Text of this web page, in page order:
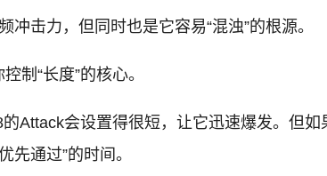
击力，但同时也是它容易“混浊”的根源。
制“长度”的核心。
Attack会设置得很短，让它迅速爆发。但
先通过”的时间。